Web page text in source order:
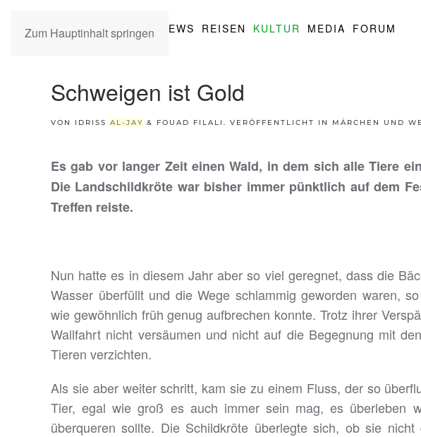
Zum Hauptinhalt springen NEWS REISEN KULTUR MEDIA FORUM
Schweigen ist Gold
VON IDRISS AL-JAY & FOUAD FILALI. VERÖFFENTLICHT IN MÄRCHEN UND
Es gab vor langer Zeit einen Wald, in dem sich alle Tiere
Die Landschildkröte war bisher immer pünktlich auf dem
Treffen reiste.
Nun hatte es in diesem Jahr aber so viel geregnet, dass die
Wasser überfüllt und die Wege schlammig geworden waren,
wie gewöhnlich früh genug aufbrechen konnte. Trotz ihrer
Wallfahrt nicht versäumen und nicht auf die Begegnung mit
Tieren verzichten.
Als sie aber weiter schritt, kam sie zu einem Fluss, der so
Tier, egal wie groß es auch immer sein mag, es überleben
überqueren sollte. Die Schildkröte überlegte sich, ob sie